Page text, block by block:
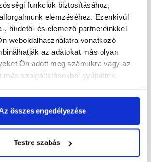
funkciók biztosításához,
elemzéséhez. Ezenkívül
, hirdető- és elemező partnereinkkel
weboldalhasználatra vonatkozó
az adatokat más olyan
Ön adott meg számukra vagy az
más szolgáltatásokból gyűjtöttek.
Az összes engedélyezése
Testre szabás
Leier Dörken Delta
univerzális 6 cm x 25 m
Rendelésre